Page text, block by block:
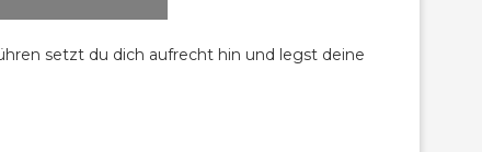
setzt du dich aufrecht hin und legst deine